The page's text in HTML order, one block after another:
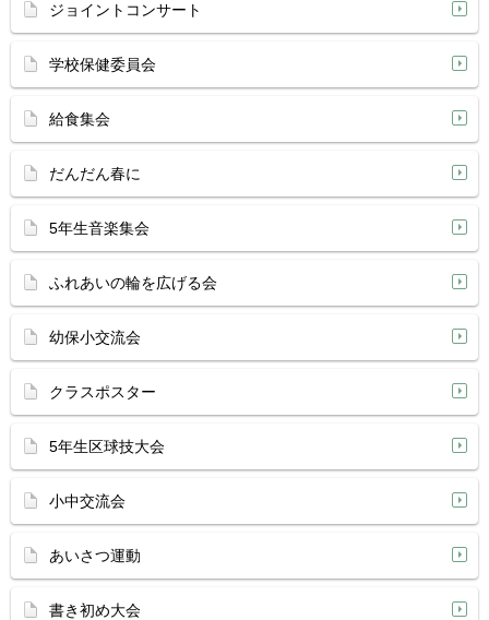
ジョイントコンサート
学校保健委員会
給食集会
だんだん春に
5年生音楽集会
ふれあいの輪を広げる会
幼保小交流会
クラスポスター
5年生区球技大会
小中交流会
あいさつ運動
書き初め大会